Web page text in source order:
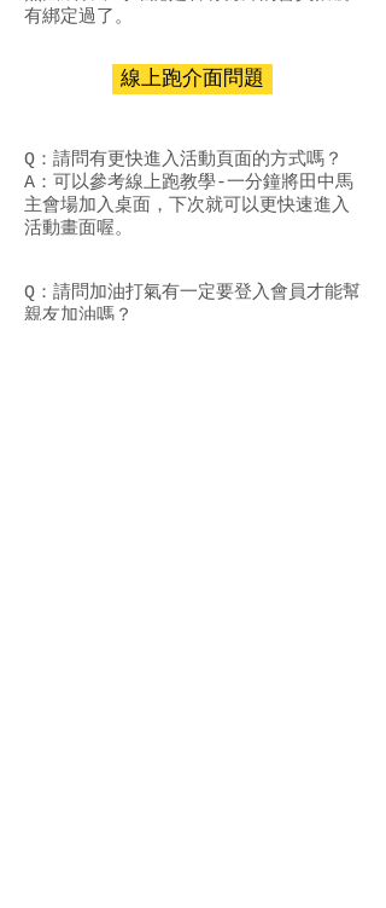
有綁定過了。
線上跑介面問題
Q：請問有更快進入活動頁面的方式嗎？
A：可以參考線上跑教學-一分鐘將田中馬
主會場加入桌面，下次就可以更快速進入
活動畫面喔。
Q：請問加油打氣有一定要登入會員才能幫
親友加油嗎？